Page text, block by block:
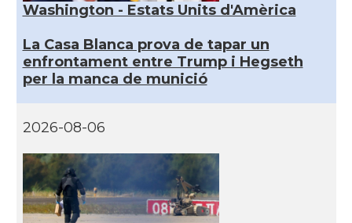
Washington - Estats Units d'Amèrica
La Casa Blanca prova de tapar un
enfrontament entre Trump i Hegseth
per la manca de munició
2026-08-06